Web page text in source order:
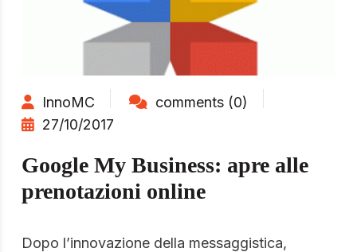
InnoMC
comments (0)
27/10/2017
Google My Business: apre alle
prenotazioni online
Dopo l’innovazione della messaggistica,